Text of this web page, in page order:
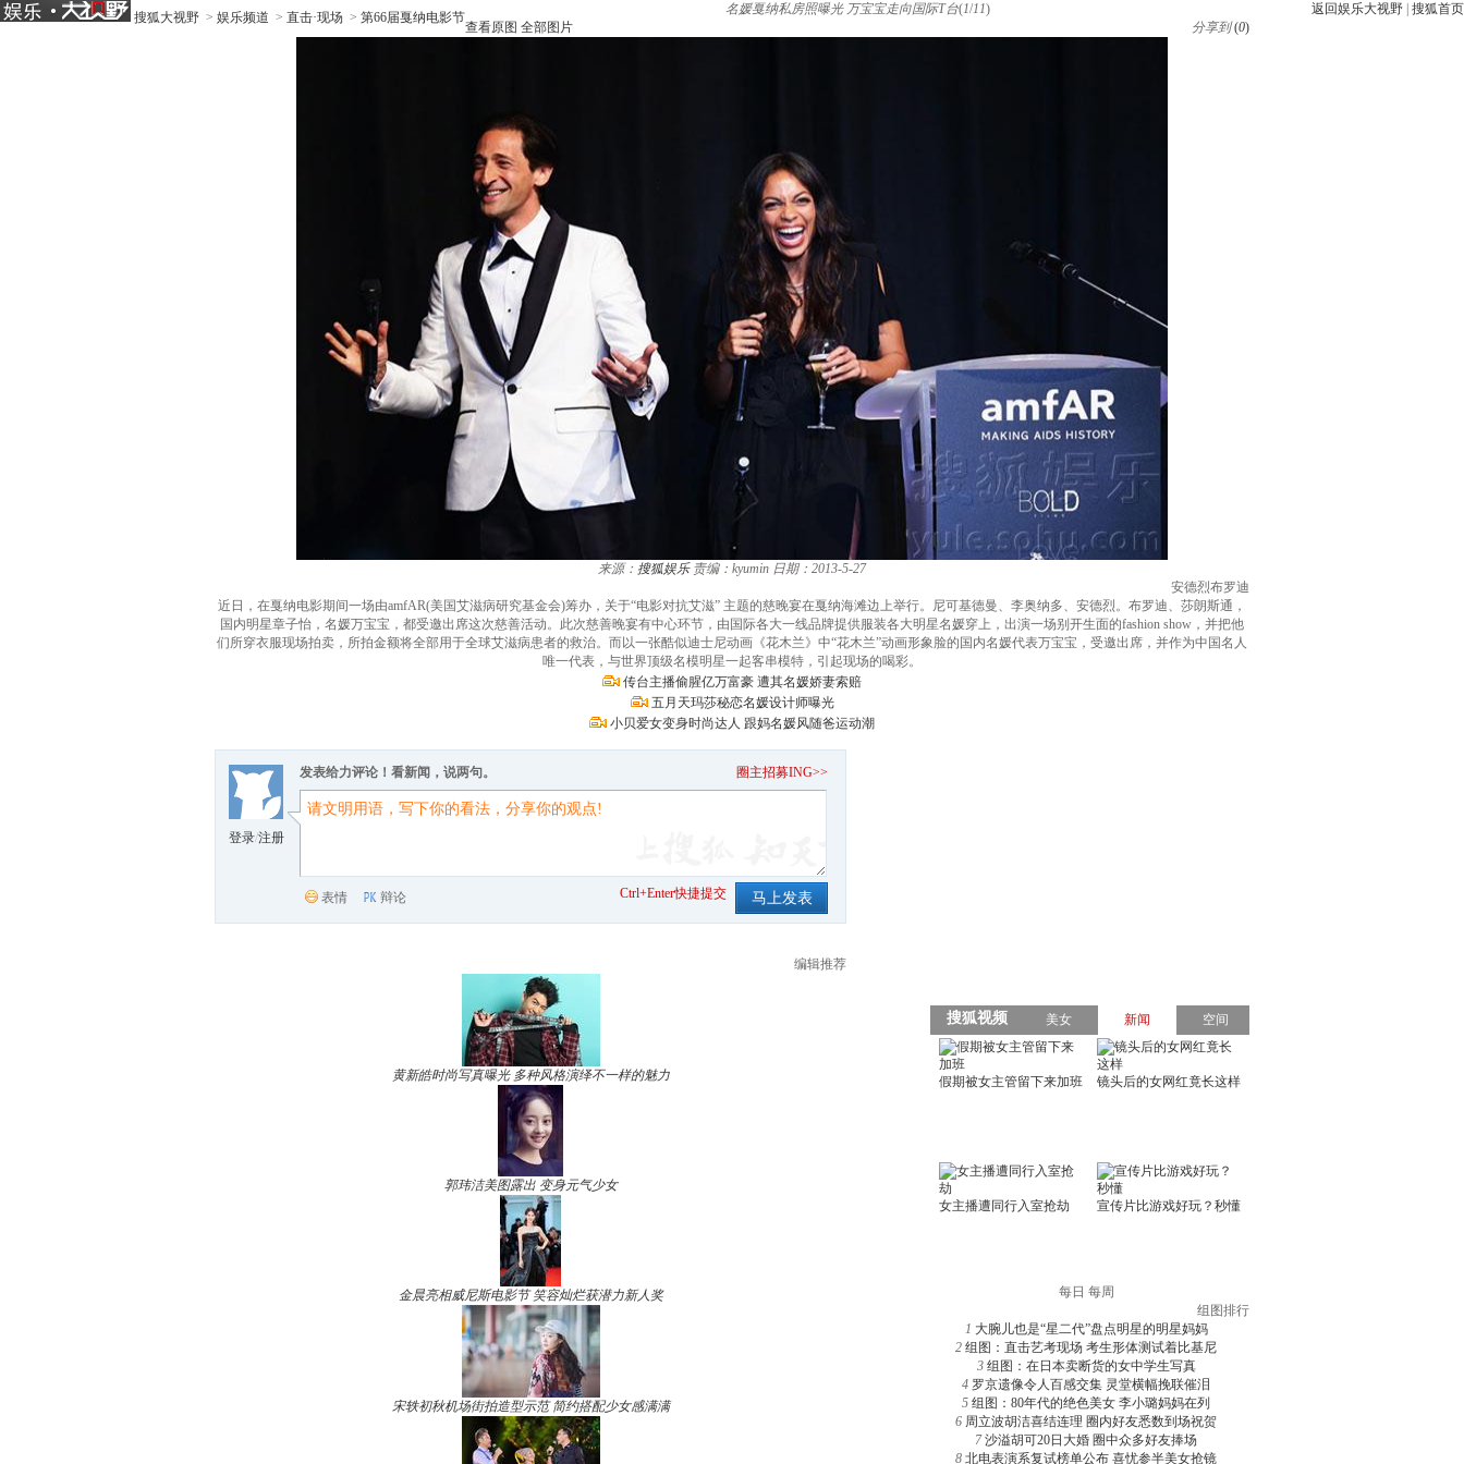
搜狐大视野 > 娱乐频道 > 直击·现场 > 第66届戛纳电影节
返回娱乐大视野 搜狐首页
名媛戛纳私房照曝光 万宝宝走向国际T台(1/11)
查看原图 全部图片 分享到 (0)
来源： 搜狐娱乐 责编：kyumin 日期：2013-5-27
安德烈布罗迪
近日，在戛纳电影期间一场由amfAR(美国艾滋病研究基金会)筹办，关于“电影对抗艾滋” 主题的慈晚宴在戛纳海滩边上举行。尼可基德曼、李奥纳多、安德烈。布罗迪、莎朗斯通，
国内明星章子怡，名媛万宝宝，都受邀出席这次慈善活动。此次慈善晚宴有中心环节，由国际各大一线品牌提供服装各大明星名媛穿上，出演一场别开生面的fashion show，并把他
们所穿衣服现场拍卖，所拍金额将全部用于全球艾滋病患者的救治。而以一张酷似迪士尼动画《花木兰》中“花木兰”动画形象脸的国内名媛代表万宝宝，受邀出席，并作为中国名人
唯一代表，与世界顶级名模明星一起客串模特，引起现场的喝彩。
传台主播偷腥亿万富豪 遭其名媛娇妻索赔
五月天玛莎秘恋名媛设计师曝光
小贝爱女变身时尚达人 跟妈名媛风随爸运动潮
登录/注册
发表给力评论！看新闻，说两句。 圈主招募ING>>
表情 辩论 Ctrl+Enter快捷提交
编辑推荐
黄新皓时尚写真曝光 多种风格演绎不一样的魅力
郭玮洁美图露出 变身元气少女
金晨亮相威尼斯电影节 笑容灿烂获潜力新人奖
宋轶初秋机场街拍造型示范 简约搭配少女感满满
每日 每周
组图排行
1 大腕儿也是“星二代”盘点明星的明星妈妈
2 组图：直击艺考现场 考生形体测试着比基尼
3 组图：在日本卖断货的女中学生写真
4 罗京遗像令人百感交集 灵堂横幅挽联催泪
5 组图：80年代的绝色美女 李小璐妈妈在列
6 周立波胡洁喜结连理 圈内好友悉数到场祝贺
7 沙溢胡可20日大婚 圈中众多好友捧场
8 北电表演系复试榜单公布 喜忧参半美女抢镜